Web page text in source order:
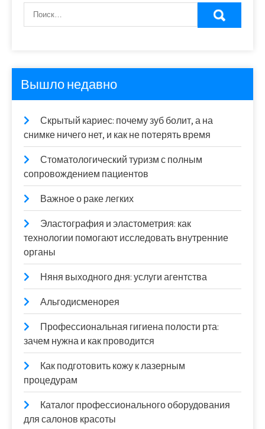
Вышло недавно
Скрытый кариес: почему зуб болит, а на
снимке ничего нет, и как не потерять время
Стоматологический туризм с полным
сопровождением пациентов
Важное о раке легких
Эластография и эластометрия: как
технологии помогают исследовать внутренние
органы
Няня выходного дня: услуги агентства
Альгодисменорея
Профессиональная гигиена полости рта:
зачем нужна и как проводится
Как подготовить кожу к лазерным
процедурам
Каталог профессионального оборудования
для салонов красоты